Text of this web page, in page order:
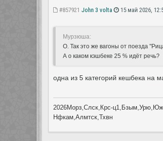
#857921 John 3 volta 15 май 2026,
Мурзюша:
О. Так это же вагоны от поезда
А о каком кэшбеке 25 % идёт речь?
одна из 5 категорий кешбека на
2026Морз,Слск,Крс-
Нфкам,Алмтск,Тхвн